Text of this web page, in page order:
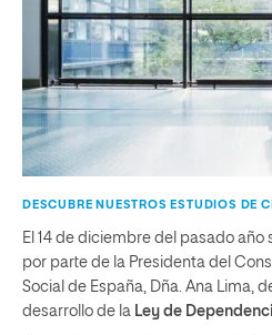
DESCUBRE NUESTROS ESTUDIOS DE
El 14 de diciembre del pasado año
por parte de la Presidenta del
Social de España, Dña. Ana Lima,
desarrollo de la Ley de